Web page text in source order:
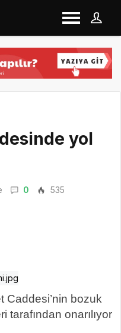
yol
0
535
Caddesi’nin bozuk
tarafından onarılıyor